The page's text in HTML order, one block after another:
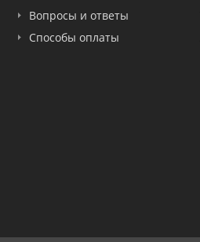
Вопросы и ответы
Способы оплаты